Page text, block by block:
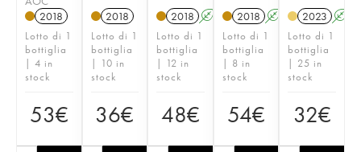
2018
Lotto di 1
bottiglia
| 4 in
stock
53€
2018
Lotto di 1
bottiglia
| 10 in
stock
36€
2018 A S
Lotto di 1
bottiglia
| 12 in
stock
48€
2018 A S
Lotto di 1
bottiglia
| 8 in
stock
54€
2023 A
Lotto di 1
bottiglia
| 25 in
stock
32€